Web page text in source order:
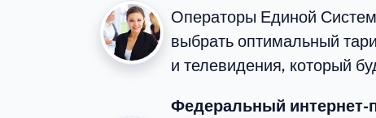
Операторы Единой
выбрать оптимальный
и телевидения, который
Федеральный интернет-